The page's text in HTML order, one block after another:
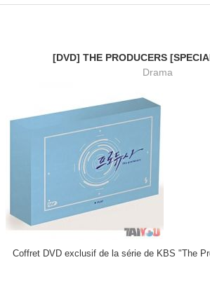
[DVD] THE PRODUCERS
Drama
Coffret DVD exclusif de la série de KBS "The